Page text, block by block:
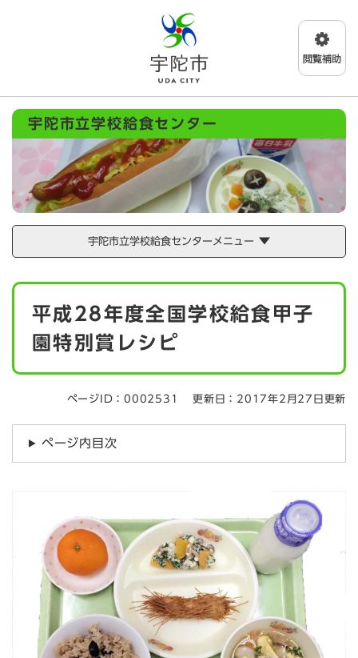
メニューを飛ばして本文へ
宇陀市立学校給食センター
宇陀市立学校給食センターメニュー
本
平成28年度全国学校給食甲子
園特別賞レシピ
ページID：0002531 更新日：2017年2月27日更新
ページ内目次